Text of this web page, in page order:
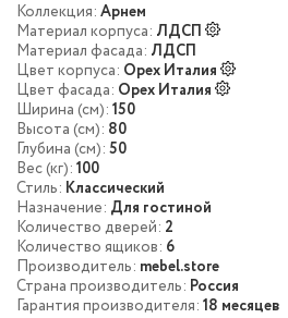
Коллекция: Арнем
Материал корпуса: ЛДСП
Материал фасада: ЛДСП
Цвет корпуса: Орех Италия
Цвет фасада: Орех Италия
Ширина (см): 150
Высота (см): 80
Глубина (см): 50
Вес (кг): 100
Стиль: Классический
Назначение: Для гостиной
Количество дверей: 2
Количество ящиков: 6
Производитель: mebel.store
Страна производитель: Россия
Гарантия производителя: 18 месяцев